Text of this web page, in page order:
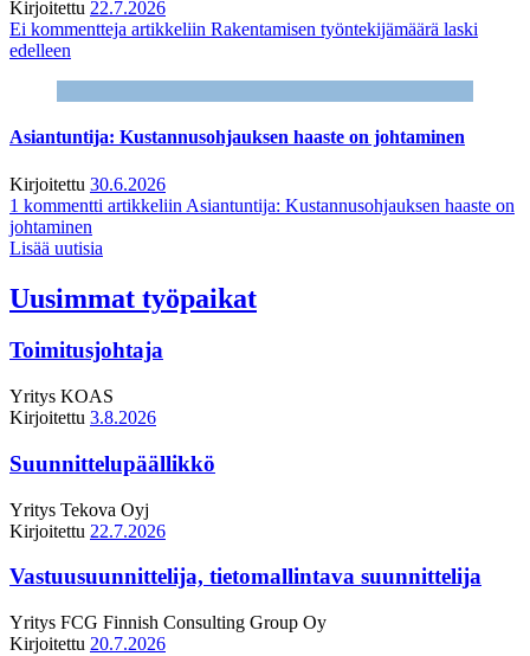
Kirjoitettu 22.7.2026
Ei kommentteja artikkeliin Rakentamisen työntekijämäärä laski
edelleen
Asiantuntija: Kustannusohjauksen haaste on johtaminen
Kirjoitettu 30.6.2026
1 kommentti artikkeliin Asiantuntija: Kustannusohjauksen haaste on
johtaminen
Lisää uutisia
Uusimmat työpaikat
Toimitusjohtaja
Yritys KOAS
Kirjoitettu 3.8.2026
Suunnittelupäällikkö
Yritys Tekova Oyj
Kirjoitettu 22.7.2026
Vastuusuunnittelija, tietomallintava suunnittelija
Yritys FCG Finnish Consulting Group Oy
Kirjoitettu 20.7.2026